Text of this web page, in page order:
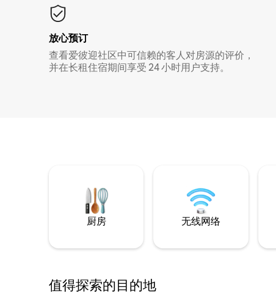
放心预订
查看爱彼迎社区中可信赖的客人对房源的评价，
并在长租住宿期间享受 24 小时用户支持。
厨房 无线网络
值得探索的目的地